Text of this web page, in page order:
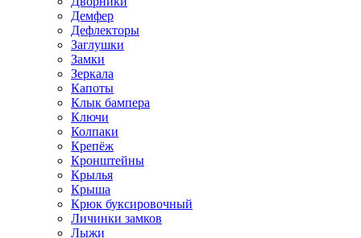
Демфер
Дефлекторы
Заглушки
Замки
Зеркала
Капоты
Клык бампера
Ключи
Колпаки
Крепёж
Кронштейны
Крылья
Крыша
Крюк буксировочный
Личинки замков
Лыжи